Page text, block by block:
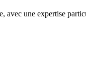
avec une expertise